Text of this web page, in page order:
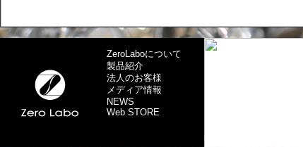
ZeroLaboについて
製品紹介
法人のお客様
メディア情報
NEWS
Web STORE